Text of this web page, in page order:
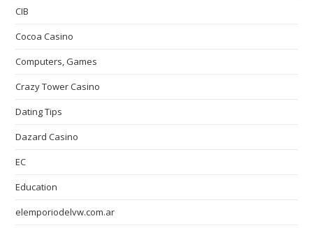
CIB
Cocoa Casino
Computers, Games
Crazy Tower Сasino
Dating Tips
Dazard Casino
EC
Education
elemporiodelvw.com.ar